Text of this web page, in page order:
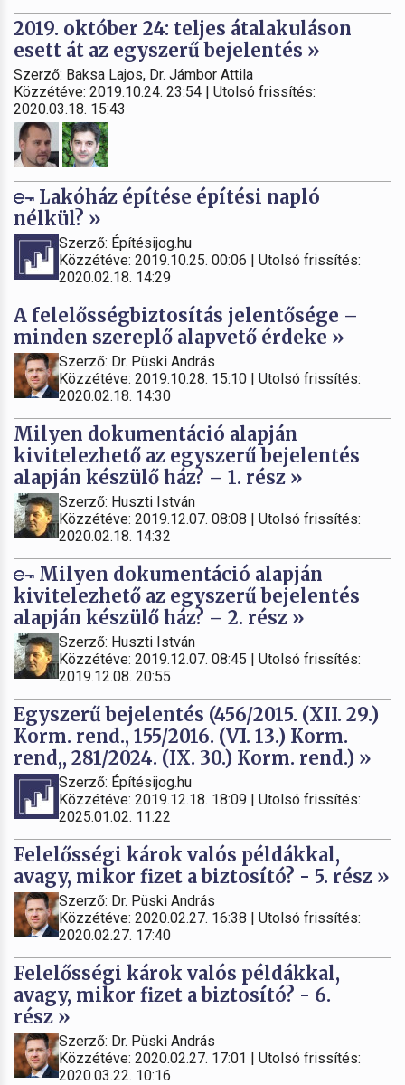
2019. október 24: teljes átalakuláson
esett át az egyszerű bejelentés »
Szerző: Baksa Lajos, Dr. Jámbor Attila
Közzétéve: 2019.10.24. 23:54 | Utolsó frissítés:
2020.03.18. 15:43
Lakóház építése építési napló
nélkül? »
Szerző: Építésijog.hu
Közzétéve: 2019.10.25. 00:06 | Utolsó frissítés:
2020.02.18. 14:29
A felelősségbiztosítás jelentősége –
minden szereplő alapvető érdeke »
Szerző: Dr. Püski András
Közzétéve: 2019.10.28. 15:10 | Utolsó frissítés:
2020.02.18. 14:30
Milyen dokumentáció alapján
kivitelezhető az egyszerű bejelentés
alapján készülő ház? – 1. rész »
Szerző: Huszti István
Közzétéve: 2019.12.07. 08:08 | Utolsó frissítés:
2020.02.18. 14:32
Milyen dokumentáció alapján
kivitelezhető az egyszerű bejelentés
alapján készülő ház? – 2. rész »
Szerző: Huszti István
Közzétéve: 2019.12.07. 08:45 | Utolsó frissítés:
2019.12.08. 20:55
Egyszerű bejelentés (456/2015. (XII. 29.)
Korm. rend., 155/2016. (VI. 13.) Korm.
rend,, 281/2024. (IX. 30.) Korm. rend.) »
Szerző: Építésijog.hu
Közzétéve: 2019.12.18. 18:09 | Utolsó frissítés:
2025.01.02. 11:22
Felelősségi károk valós példákkal,
avagy, mikor fizet a biztosító? - 5. rész »
Szerző: Dr. Püski András
Közzétéve: 2020.02.27. 16:38 | Utolsó frissítés:
2020.02.27. 17:40
Felelősségi károk valós példákkal,
avagy, mikor fizet a biztosító? - 6.
rész »
Szerző: Dr. Püski András
Közzétéve: 2020.02.27. 17:01 | Utolsó frissítés:
2020.03.22. 10:16